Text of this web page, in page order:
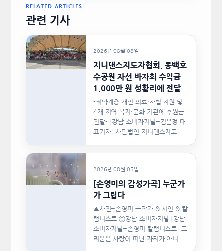
RELATED ARTICLES
관련 기사
2026년 08월 08일
지니댄스지도자협회, 동백호
수공원 자선 바자회 수익금
1,000만 원 성황리에 전달
-취약계층 개인 의료·자립 지원 및
4개 지역 복지·문화 기관에 후원금
전달- [강남 소비자저널=김은정 대
표기자] 사단법인 지니댄스지도자
지난…
2026년 08월 05일
[손영미의 감성가곡] 누군가
가 그립다
▲사진=손영미 극작가 & 시인 & 칼
럼니스트 ⓒ강남 소비자저널 [강남
소비자저널=손영미 칼럼니스트] 그
리움은 사랑이 떠난 자리가 아니라,